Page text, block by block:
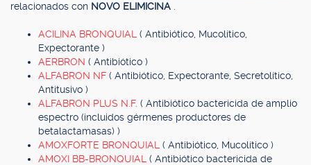
relacionados con NOVO ELIMICINA
ACILINA BRONQUIAL ( Antibiótico, Mucolítico,
Expectorante )
AERBRON ( Antibiótico )
ALFABRON NF ( Antibiótico, Expectorante, Secretolítico,
Antitusivo )
ALFABRON PLUS N.F. ( Antibiótico bactericida de amplio
espectro (incluidos gérmenes productores de
betalactamasas) )
AMOXFORTE BRONQUIAL ( Antibiótico, Mucolítico )
AMOXI BB-BRONQUIAL ( Antibiótico bactericida de